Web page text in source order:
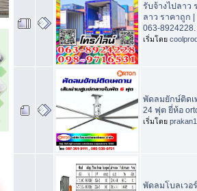
รับจ้างไปลาว
ลาว ราคาถูก
063-8924228.
เริ่มโดย
พัดลมยักษ์ติดเ
24 ฟุต ยี่ห้อ
เริ่มโดย
พัดลมโบลเวอ